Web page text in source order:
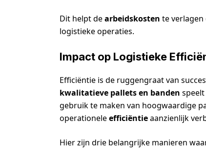
Dit helpt dearbeidskosten te
logistieke operaties.
Impact op Logistieke
Efficiëntie is de ruggengraat van
kwalitatieve pallets en banden
gebruik te maken van hoogwaardige
operationeleefficiëntieaanzienlijk
Hier zijn drie belangrijke manieren